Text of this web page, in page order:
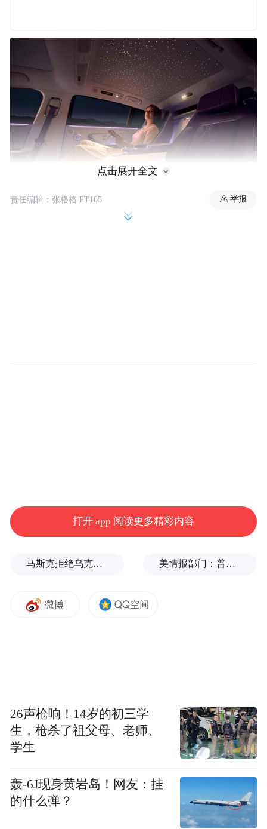
尊界S800的智能星空顶可呈现满天星光、北
斗七星与流星雨等特效，
而为了尽可能用最短时间给客户交付新车，
那么就不能让某一步骤耽误了整体进度，而
环。
通过涨价，
一方面能减少该配置的选装，提
点击展开全文
责任编辑：张格格 PT105 举报
打开 app 阅读更多精彩内容
马斯克拒绝乌克兰用“星链”打击俄境内目标 美情报部门：普京或发动有限攻击，试探北约集体防御
26声枪响！14岁的初三学
生，枪杀了祖父母、老师、
学生
轰-6J现身黄岩岛！网友：挂
的什么弹？